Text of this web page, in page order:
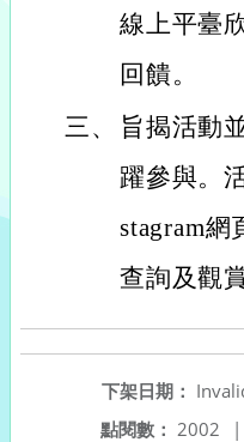
線上平臺
回饋。
三、
旨揭活動
躍參與。
stagram網
查詢及觀賞
下架日期：
點閱數： 2002 |